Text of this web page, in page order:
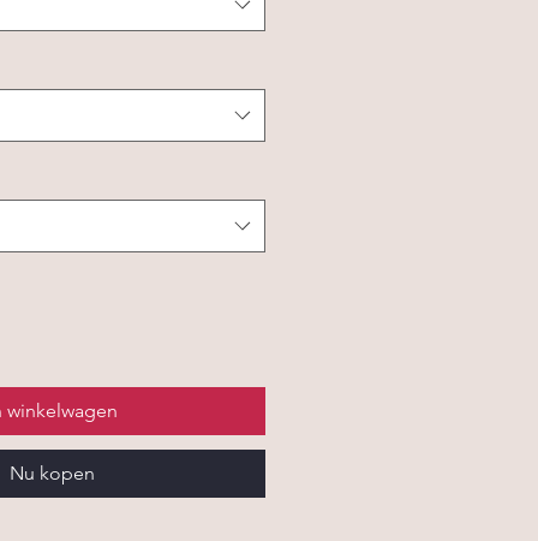
winkelwagen
Nu kopen